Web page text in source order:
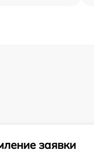
заявки